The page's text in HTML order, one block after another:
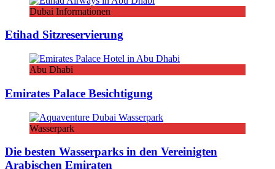
Dubai Informationen
Etihad Sitzreservierung
Abu Dhabi
Emirates Palace Besichtigung
Wasserpark
Die besten Wasserparks in den Vereinigten
Arabischen Emiraten